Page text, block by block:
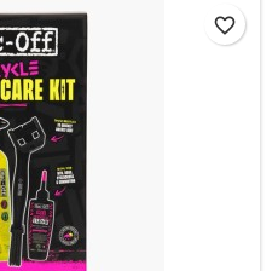
favorite_border